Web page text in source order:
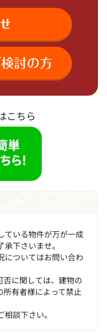
こちら
ている物件が万が一成
下さいませ。
ついてはお問い合わ
に関しては、建物の
所有者様によって禁止
談下さい。